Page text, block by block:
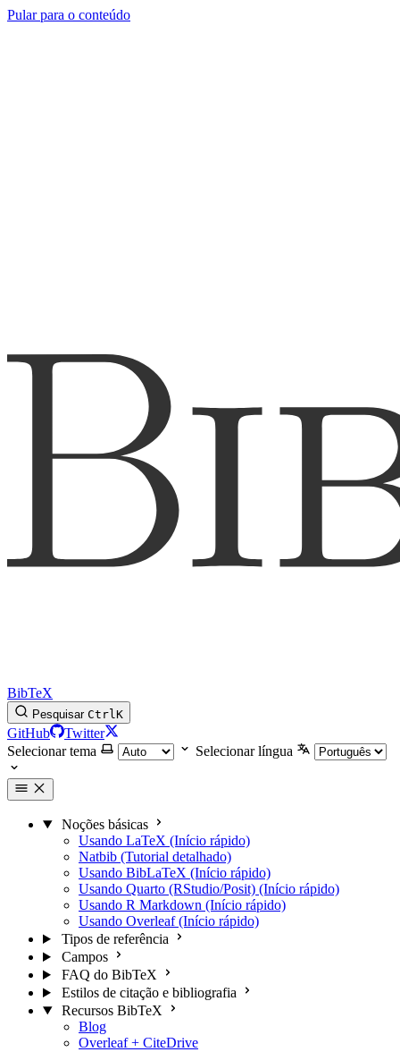
Pular para o conteúdo
BibTeX
Pesquisar CtrlK
GitHub
Twitter
Selecionar tema
Selecionar língua
Noções básicas
Usando LaTeX (Início rápido)
Natbib (Tutorial detalhado)
Usando BibLaTeX (Início rápido)
Usando Quarto (RStudio/Posit) (Início rápido)
Usando R Markdown (Início rápido)
Usando Overleaf (Início rápido)
Tipos de referência
Campos
FAQ do BibTeX
Estilos de citação e bibliografia
Recursos BibTeX
Blog
Overleaf + CiteDrive